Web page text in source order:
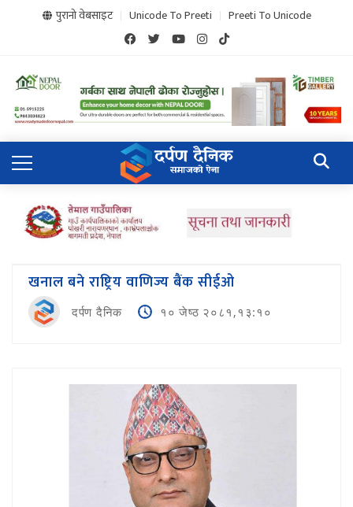
पुरानो वेबसाइट Unicode To Preeti Preeti To Unicode
खनाल बने राष्ट्रिय वाणिज्य बैंक सीईओ
दर्पण दैनिक १० जेष्ठ २०८१,१३:१०